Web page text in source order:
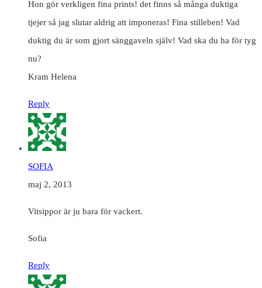
Hon gör verkligen fina prints! det finns så många duktiga
tjejer så jag slutar aldrig att imponeras! Fina stilleben! Vad
duktig du är som gjort sänggaveln själv! Vad ska du ha för tyg
nu?
Kram Helena
Reply
SOFIA
maj 2, 2013
Vitsippor är ju bara för vackert.
Sofia
Reply